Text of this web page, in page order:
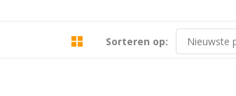
Sorteren op: